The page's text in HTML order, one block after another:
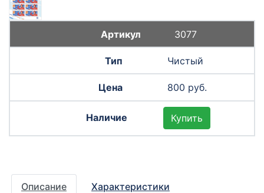
3077
Чистый
800 руб.
Купить
Описание Характеристики